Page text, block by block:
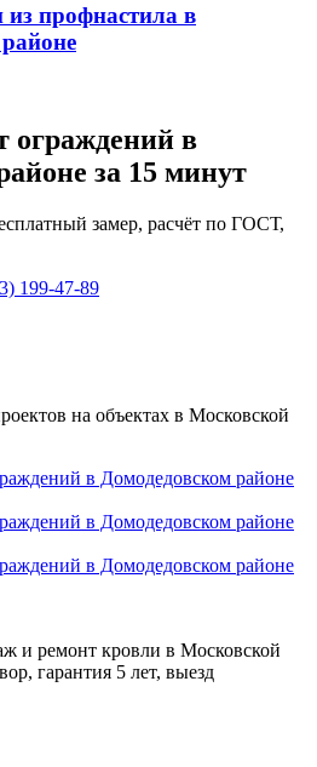
профнастила в
ограждений в
за 15 минут
замер, расчёт по ГОСТ,
199-47-89
на объектах в Московской
и ремонт кровли в Московской
гарантия 5 лет, выезд